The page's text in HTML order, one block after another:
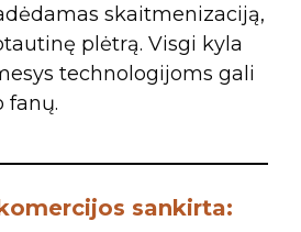
skaitmenizaciją,
plėtrą. Visgi kyla
technologijoms gali
fanų.
sankirta: